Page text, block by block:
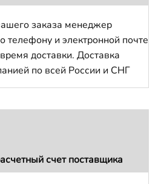
заказа менеджер
телефону и электронной почте
доставки. Доставка
по всей России и СНГ
счет поставщика